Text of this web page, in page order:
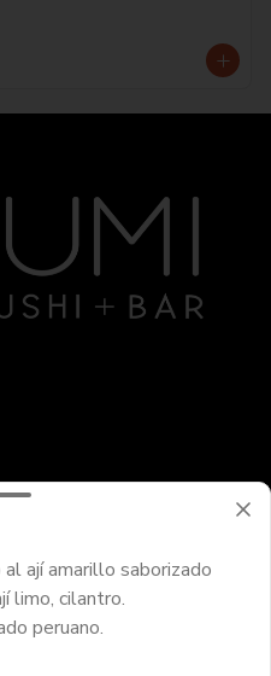
ají amarillo saborizado
limo, cilantro.
peruano.